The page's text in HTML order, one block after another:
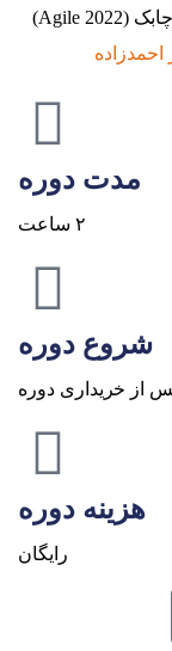
مدت دوره
۲ ساعت
شروع دوره
از خریداری دوره
هزینه دوره
رایگان